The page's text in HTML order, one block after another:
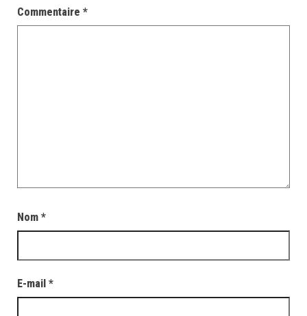
Commentaire *
Nom *
E-mail *